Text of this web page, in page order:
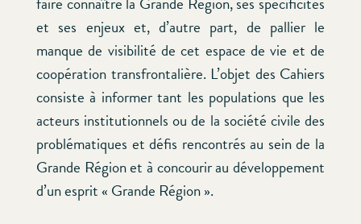
et ses enjeux et, d’autre part, de pallier le
manque de visibilité de cet espace de vie et de
coopération transfrontalière. L’objet des Cahiers
consiste à informer tant les populations que les
acteurs institutionnels ou de la société civile des
problématiques et défis rencontrés au sein de la
Grande Région et à concourir au développement
d’un esprit « Grande Région ».